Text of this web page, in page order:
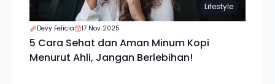
Lifestyle
Devy Felicia 17 Nov 2025
5 Cara Sehat dan Aman Minum Kopi
Menurut Ahli, Jangan Berlebihan!